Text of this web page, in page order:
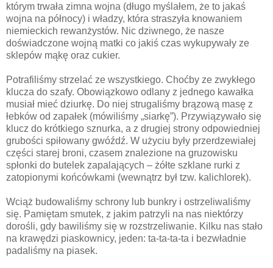
którym trwała zimna wojna (długo myślałem, że to jakaś
wojna na północy) i władzy, która straszyła knowaniem
niemieckich rewanżystów. Nic dziwnego, że nasze
doświadczone wojną matki co jakiś czas wykupywały ze
sklepów mąkę oraz cukier.
Potrafiliśmy strzelać ze wszystkiego. Choćby ze zwykłego
klucza do szafy. Obowiązkowo odlany z jednego kawałka
musiał mieć dziurkę. Do niej strugaliśmy brązową masę z
łebków od zapałek (mówiliśmy „siarkę”). Przywiązywało się
klucz do krótkiego sznurka, a z drugiej strony odpowiedniej
grubości spiłowany gwóźdź. W użyciu były przerdzewiałej
części starej broni, czasem znalezione na gruzowisku
spłonki do butelek zapalających – żółte szklane rurki z
zatopionymi końcówkami (wewnątrz był tzw. kalichlorek).
Wciąż budowaliśmy schrony lub bunkry i ostrzeliwaliśmy
się. Pamiętam smutek, z jakim patrzyli na nas niektórzy
dorośli, gdy bawiliśmy się w rozstrzeliwanie. Kilku nas stało
na krawędzi piaskownicy, jeden: ta-ta-ta-ta i bezwładnie
padaliśmy na piasek.